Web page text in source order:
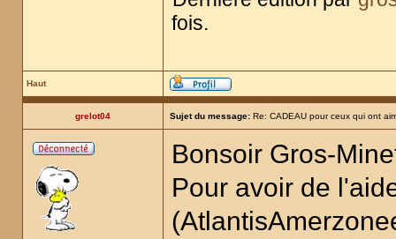
fois.
Haut
grelot04 Sujet du message: Re: CADEAU pour ceux qui ont
Bonsoir Gros-
Pour avoir de